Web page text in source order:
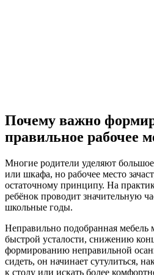
Почему важно
правильное рабочее
Многие родители уделяют
или шкафа, но рабочее место
остаточному принципу. На
ребёнок проводит значительную
школьные годы.
Неправильно подобранная мебель
быстрой усталости, снижению
формированию неправильной
сидеть, он начинает сутулиться,
к столу или искать более